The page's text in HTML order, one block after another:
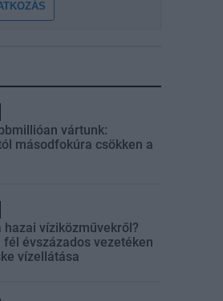
vártunk:
másodfokúra csökken a
hazai víziközművekről?
fél évszázados vezetéken
vízellátása